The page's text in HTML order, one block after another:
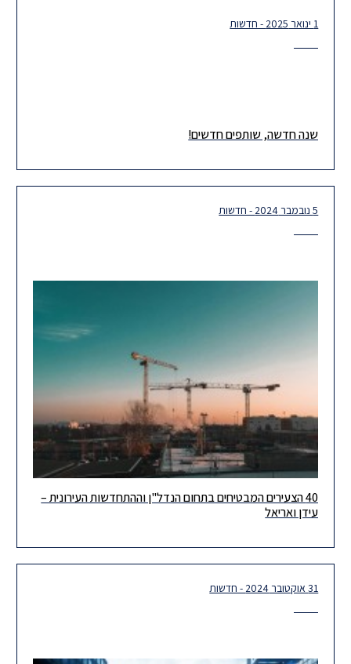
1 ינואר 2025 - חדשות
אנחנו גאים ונרגשים להציג את השותפות והשותפים החדשים שלנו, חוד
החנית של הצוות המקצועי והמוביל שלנו בהרצוג. אנו בטוחים כי
שנה חדשה, שותפים חדשים!
5 נובמבר 2024 - חדשות
40 הצעירים המבטיחים בתחום הנדל"ן וההתחדשות העירונית –
עידן ואריאל
31 אוקטובר 2024 - חדשות